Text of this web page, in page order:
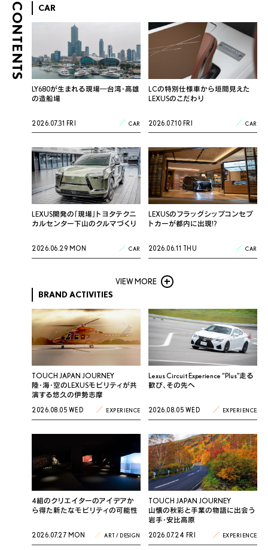
CONTENTS CAR
LY680が生まれる現場―台湾・高雄
の造船場
2026.07.31 FRI CAR
LCの特別仕様車から垣間見えた
LEXUSのこだわり
2026.07.10 FRI CAR
LEXUS開発の「現場」トヨタテクニ
カルセンター下山のクルマづくり
2026.06.29 MON CAR
LEXUSのフラッグシップコンセプ
トカーが都内に出現!?
2026.06.11 THU CAR
VIEW MORE
BRAND ACTIVITIES
TOUCH JAPAN JOURNEY
陸・海・空のLEXUSモビリティが共
演する悠久の伊勢志摩
2026.08.05 WED EXPERIENCE
Lexus Circuit Experience “Plus”走る
歓び、その先へ
2026.08.05 WED EXPERIENCE
4組のクリエイターのアイデアか
ら得た新たなモビリティの可能性
2026.07.27 MON ART / DESIGN
TOUCH JAPAN JOURNEY
山懐の秋彩と手業の物語に出会う
岩手・安比高原
2026.07.24 FRI EXPERIENCE